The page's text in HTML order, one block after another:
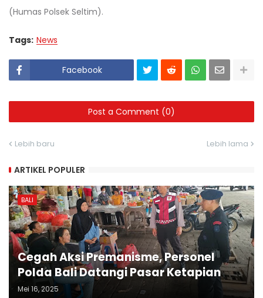
(Humas Polsek Seltim).
Tags: News
Facebook
Post a Comment (0)
Lebih baru Lebih lama
ARTIKEL POPULER
BALI
Cegah Aksi Premanisme, Personel
Polda Bali Datangi Pasar Ketapian
Mei 16, 2025